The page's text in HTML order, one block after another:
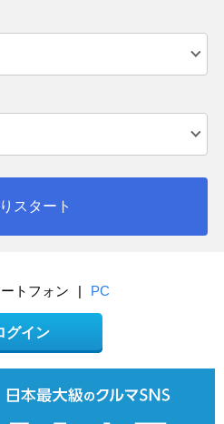
スタート
トフォン | PC
グイン